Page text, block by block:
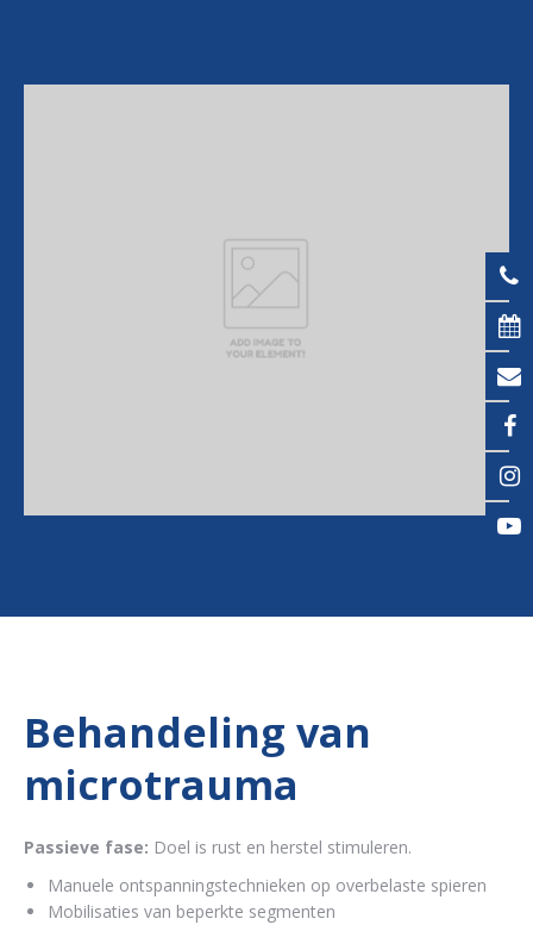
Behandeling van
microtrauma
Passieve fase: Doel is rust en herstel stimuleren.
Manuele ontspanningstechnieken op overbelaste spieren
Mobilisaties van beperkte segmenten